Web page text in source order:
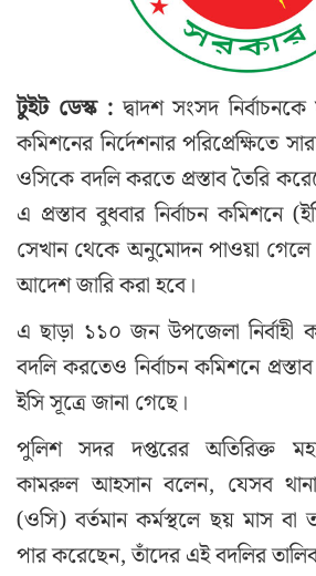
টুইট ডেস্ক : দ্বাদশ সংসদ
কমিশনের নির্দেশনার পরিপ্রেক্ষিতে
ওসিকে বদলি করতে প্রস্তাব তৈরি
এ প্রস্তাব বুধবার নির্বাচন কমিশনে
সেখান থেকে অনুমোদন পাওয়া
আদেশ জারি করা হবে।
এ ছাড়া ১১০ জন উপজেলা নির্বাহী
বদলি করতেও নির্বাচন কমিশনে
ইসি সূত্রে জানা গেছে।
পুলিশ সদর দপ্তরের অতিরিক্ত
কামরুল আহসান বলেন, যেসব থানার
(ওসি) বর্তমান কর্মস্থলে ছয় মাস বা
পার করেছেন, তাঁদের এই বদলির